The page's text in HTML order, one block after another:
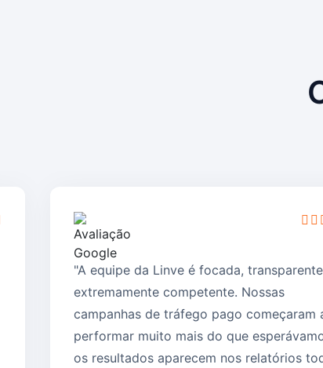
"A equipe da Linve é focada,
extremamente competente. Nossas
campanhas de tráfego pago começaram
performar muito mais do que
os resultados aparecem nos relatórios